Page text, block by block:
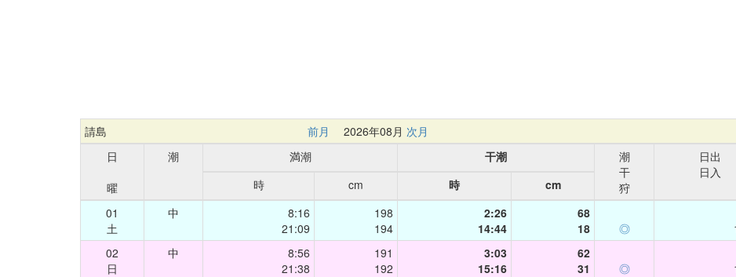
請島 前月 2026年08月 次月
日
曜
潮 満潮 干潮
潮
干
狩
日出
日入
時
cm 時
cm
01
土
中
8:16
21:09
198
194
2:26
14:44
68
18
◎
02
日
中
8:56
21:38
191
192
3:03
15:16
62
31
◎